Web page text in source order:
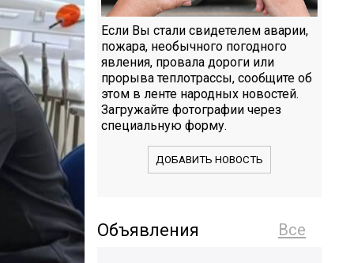
Если Вы стали свидетелем аварии,
пожара, необычного погодного
явления, провала дороги или
прорыва теплотрассы, сообщите об
этом в ленте народных новостей.
Загружайте фотографии через
специальную форму.
ДОБАВИТЬ НОВОСТЬ
Все
Объявления